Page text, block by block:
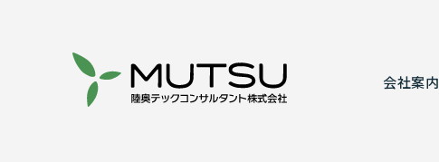
会社案内